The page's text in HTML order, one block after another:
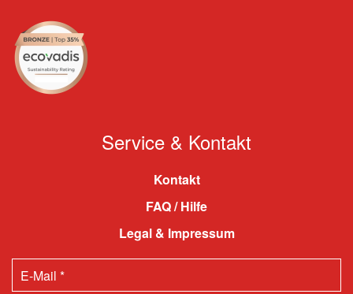
Service & Kontakt
Kontakt
FAQ / Hilfe
Legal & Impressum